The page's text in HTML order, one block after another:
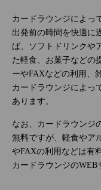
カードラウンジによっ
出発前の時間を快適に
ば、ソフトドリンクや
た軽食、お菓子などの
ーやFAXなどの利用、
カードラウンジによっ
あります。
なお、カードラウンジ
無料ですが、軽食やア
やFAXの利用などは有
カードラウンジのWEB